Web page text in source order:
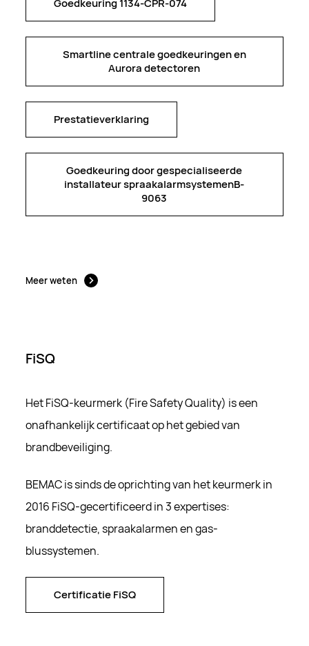
Goedkeuring 1134-CPR-074
Goedkeuring 1134-CPR-074
Smartline centrale goedkeuringen en
Aurora detectoren
Smartline centrale goedkeuringen en
Aurora detectoren
Prestatieverklaring
Prestatieverklaring
Goedkeuring door gespecialiseerde
installateur spraakalarmsystemenB-
9063
Goedkeuring door gespecialiseerde
installateur spraakalarmsystemenB-
9063
Meer weten
FiSQ
Het FiSQ-keurmerk (Fire Safety Quality) is een
onafhankelijk certificaat op het gebied van
brandbeveiliging.
BEMAC is sinds de oprichting van het keurmerk in
2016 FiSQ-gecertificeerd in 3 expertises:
branddetectie, spraakalarmen en gas-
blussystemen.
Certificatie FiSQ
Certificatie FiSQ